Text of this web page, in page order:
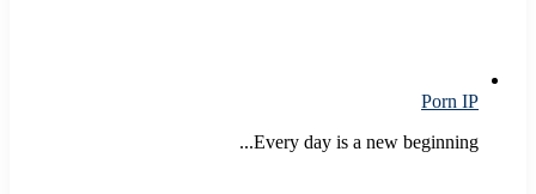
Porn IP
Every day is a new beginning...